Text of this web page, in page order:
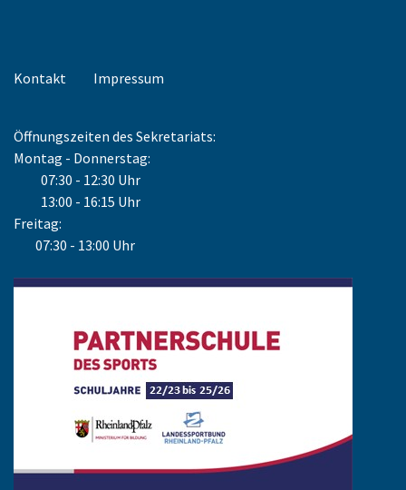
Kontakt Impressum
Öffnungszeiten des Sekretariats:
Montag - Donnerstag:
07:30 - 12:30 Uhr
13:00 - 16:15 Uhr
Freitag:
07:30 - 13:00 Uhr